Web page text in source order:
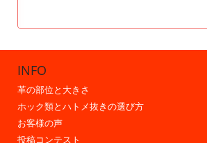
INFO
革の部位と大きさ
ホック類とハトメ抜きの選び方
お客様の声
投稿コンテスト